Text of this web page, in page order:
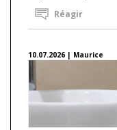
Réagir
10.07.2026 | Maurice